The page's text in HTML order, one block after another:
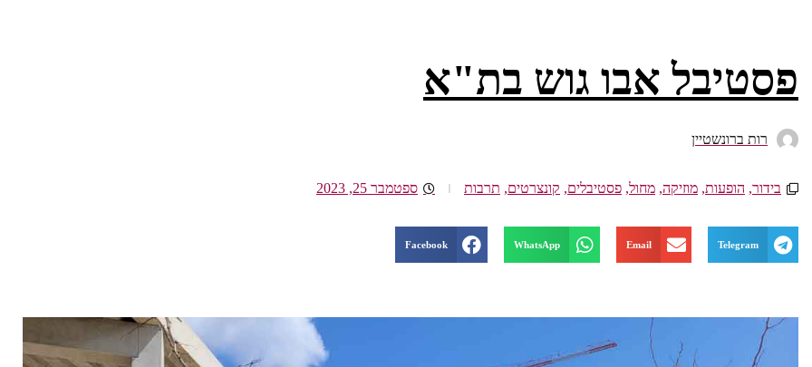
פסטיבל אבו גוש בת"א
רות ברונשטיין
בידור, הופעות, מוזיקה, מחול, פסטיבלים, קונצרטים, תרבות ספטמבר 25, 2023
Telegram
Email
WhatsApp
Facebook